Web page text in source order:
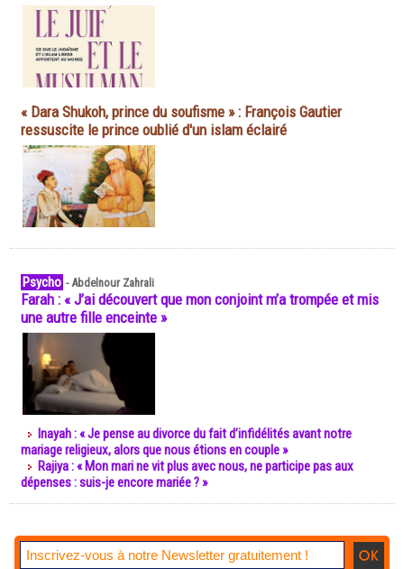
« Dara Shukoh, prince du soufisme » : François Gautier
ressuscite le prince oublié d'un islam éclairé
Psycho -Abdelnour Zahrali
Farah : « J’ai découvert que mon conjoint m’a trompée et mis
une autre fille enceinte »
Inayah : « Je pense au divorce du fait d’infidélités avant notre
mariage religieux, alors que nous étions en couple »
Rajiya : « Mon mari ne vit plus avec nous, ne participe pas aux
dépenses : suis-je encore mariée ? »